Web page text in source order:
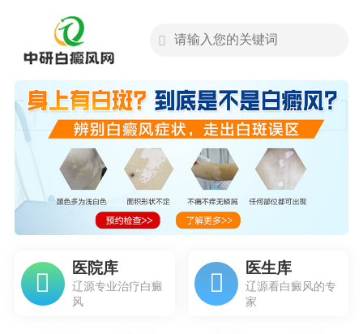
医院库
辽源专业治疗白癜
风
医生库
辽源看白癜风的专
家